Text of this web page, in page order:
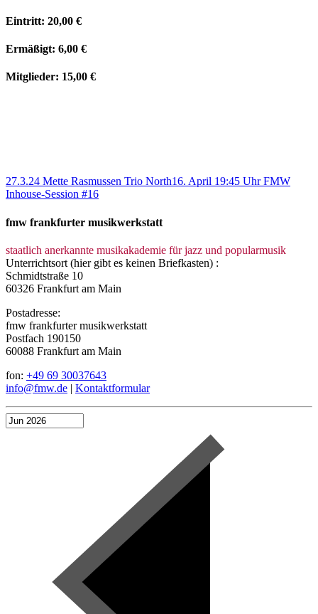
Eintritt: 20,00 €
Ermäßigt: 6,00 €
Mitglieder: 15,00 €
27.3.24 Mette Rasmussen Trio North16. April 19:45 Uhr FMW
Inhouse-Session #16
fmw frankfurter musikwerkstatt
staatlich anerkannte musikakademie für jazz und popularmusik
Unterrichtsort (hier gibt es keinen Briefkasten) :
Schmidtstraße 10
60326 Frankfurt am Main
Postadresse:
fmw frankfurter musikwerkstatt
Postfach 190150
60088 Frankfurt am Main
fon: +49 69 30037643
info@fmw.de | Kontaktformular